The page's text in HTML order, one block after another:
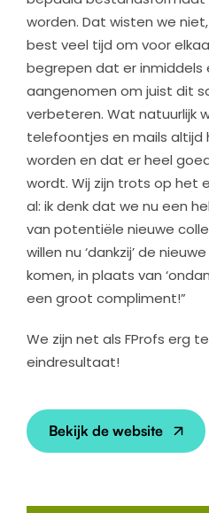
worden. Dat wisten we
best veel tijd om voor
begrepen dat er inmiddels
aangenomen om juist dit
verbeteren. Wat natuurlijk
telefoontjes en mails
worden en dat er heel
wordt. Wij zijn trots op het
al: ik denk dat we nu een
van potentiële nieuwe
willen nu ‘dankzij’ de
komen, in plaats van
een groot compliment!”
We zijn net als FProfs erg
eindresultaat!
Bekijk de website